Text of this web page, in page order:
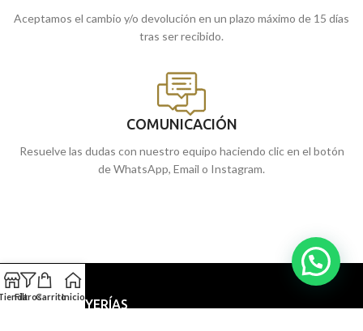
Aceptamos el cambio y/o devolución en un plazo máximo de 15 días
tras ser recibido.
COMUNICACIÓN
Resuelve las dudas con nuestro equipo haciendo clic en el botón
de WhatsApp, Email o Instagram.
NUESTRAS JOYERÍAS
FiltrosCarritoInicio